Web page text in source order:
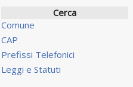
Cerca
Comune
CAP
Prefissi Telefonici
Leggi e Statuti